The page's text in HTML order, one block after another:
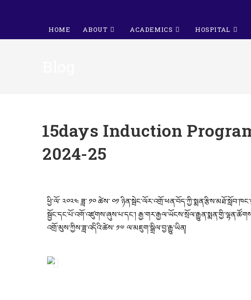
HOME ABOUT ACADEMICS HOSPITAL
15days Induction
2024-25
ཕྱི་ལོ་ ༢༠༢༤ ཟླ་ ༡༠ ཚེས་ ༠༡
སྦྱོང་དང་པོ་འགོ་འཛུགས་ཞུས་པ་དང་།
འགྲོ་མུས་ཀྱིས་ཟླ་འདིའི་ཚེས་ ༡༧ ལ་མཇུག་སྒྲིལ་བྱ་རྒྱུ་ཡིན།